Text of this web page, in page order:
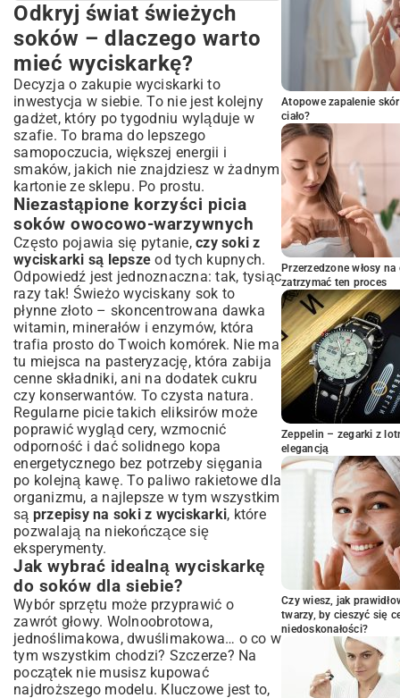
Odkryj świat świeżych soków –
dlaczego warto mieć wyciskarkę?
Niezastąpione korzyści picia soków
owocowo-warzywnych
Jak wybrać idealną wyciskarkę do soków
dla siebie?
Podstawowe zasady przygotowywania
perfekcyjnych soków
Sekret smaku – wybór i przygotowanie
świeżych składników
Sztuka łączenia owoców i warzyw – smaki
i wartości odżywcze
Optymalne przechowywanie soków i
dbanie o czystość sprzętu
Przepisy na soki detoksykujące i
wzmacniające organizm
Zielona energia – soki pełne chlorofilu
Wzmacnianie odporności – moc witamin w
szklance
Słodkie i orzeźwiające kompozycje
soków owocowych
Egzotyczna podróż smaków – przepisy na
lato
Klasyka gatunku – ulubione smaki w
nowym wydaniu
Warzywne arcydzieła – soki dla zdrowia
i witalności
Soki wspierające trawienie i dobrą
kondycję jelit
Soki energetyzujące na każdy dzień
Jak unikać błędów przy wyciskaniu
soków? Praktyczne porady
Najczęściej popełniane błędy i jak ich
uniknąć
Dodatkowe wskazówki dla początkujących
i zaawansowanych
Świeże soki z wyciskarki – Twój
Odkryj świat świeżych
soków – dlaczego warto
mieć wyciskarkę?
Decyzja o zakupie wyciskarki to
inwestycja w siebie. To nie jest kolejny
gadżet, który po tygodniu wyląduje w
szafie. To brama do lepszego
samopoczucia, większej energii i
smaków, jakich nie znajdziesz w żadnym
kartonie ze sklepu. Po prostu.
Niezastąpione korzyści picia
soków owocowo-warzywnych
Często pojawia się pytanie, czy soki z
wyciskarki są lepsze od tych kupnych.
Odpowiedź jest jednoznaczna: tak, tysiąc
razy tak! Świeżo wyciskany sok to
płynne złoto – skoncentrowana dawka
witamin, minerałów i enzymów, która
trafia prosto do Twoich komórek. Nie ma
tu miejsca na pasteryzację, która zabija
cenne składniki, ani na dodatek cukru
czy konserwantów. To czysta natura.
Regularne picie takich eliksirów może
poprawić wygląd cery, wzmocnić
odporność i dać solidnego kopa
energetycznego bez potrzeby sięgania
po kolejną kawę. To paliwo rakietowe dla
organizmu, a najlepsze w tym wszystkim
są przepisy na soki z wyciskarki, które
pozwalają na niekończące się
eksperymenty.
Jak wybrać idealną wyciskarkę
do soków dla siebie?
Wybór sprzętu może przyprawić o
zawrót głowy. Wolnoobrotowa,
jednoślimakowa, dwuślimakowa… o co w
tym wszystkim chodzi? Szczerze? Na
początek nie musisz kupować
najdroższego modelu. Kluczowe jest to,
Atopowe zapalenie
ciało?
Przerzedzone włosy
zatrzymać ten proces
Zeppelin – zegarki z
elegancją
Czy wiesz, jak
twarzy, by cieszyć się
niedoskonałości?